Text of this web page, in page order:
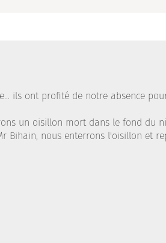
ils ont profité de notre absence
un oisillon mort dans le fond du
Bihain, nous enterrons l'oisillon et